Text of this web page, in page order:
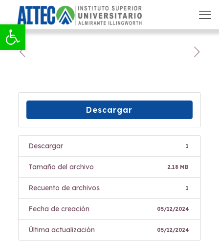
Abrir barra de herramientas
Descargar
Descargar 1
Tamaño del archivo 2.18 MB
Recuento de archivos 1
Fecha de creación 05/12/2024
Última actualización 05/12/2024